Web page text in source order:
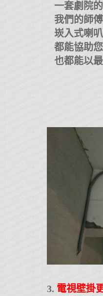
一套劇院
我們的師
崁入式喇
都能協助
也都能以
3. 電視壁掛